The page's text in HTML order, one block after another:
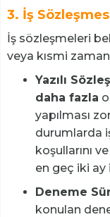
3. İş
İş sözleşmeleri
veya kısmi
Yazılı
daha fazla
yapılması
durumlarda
koşullarını
en geç iki
Deneme
konulan